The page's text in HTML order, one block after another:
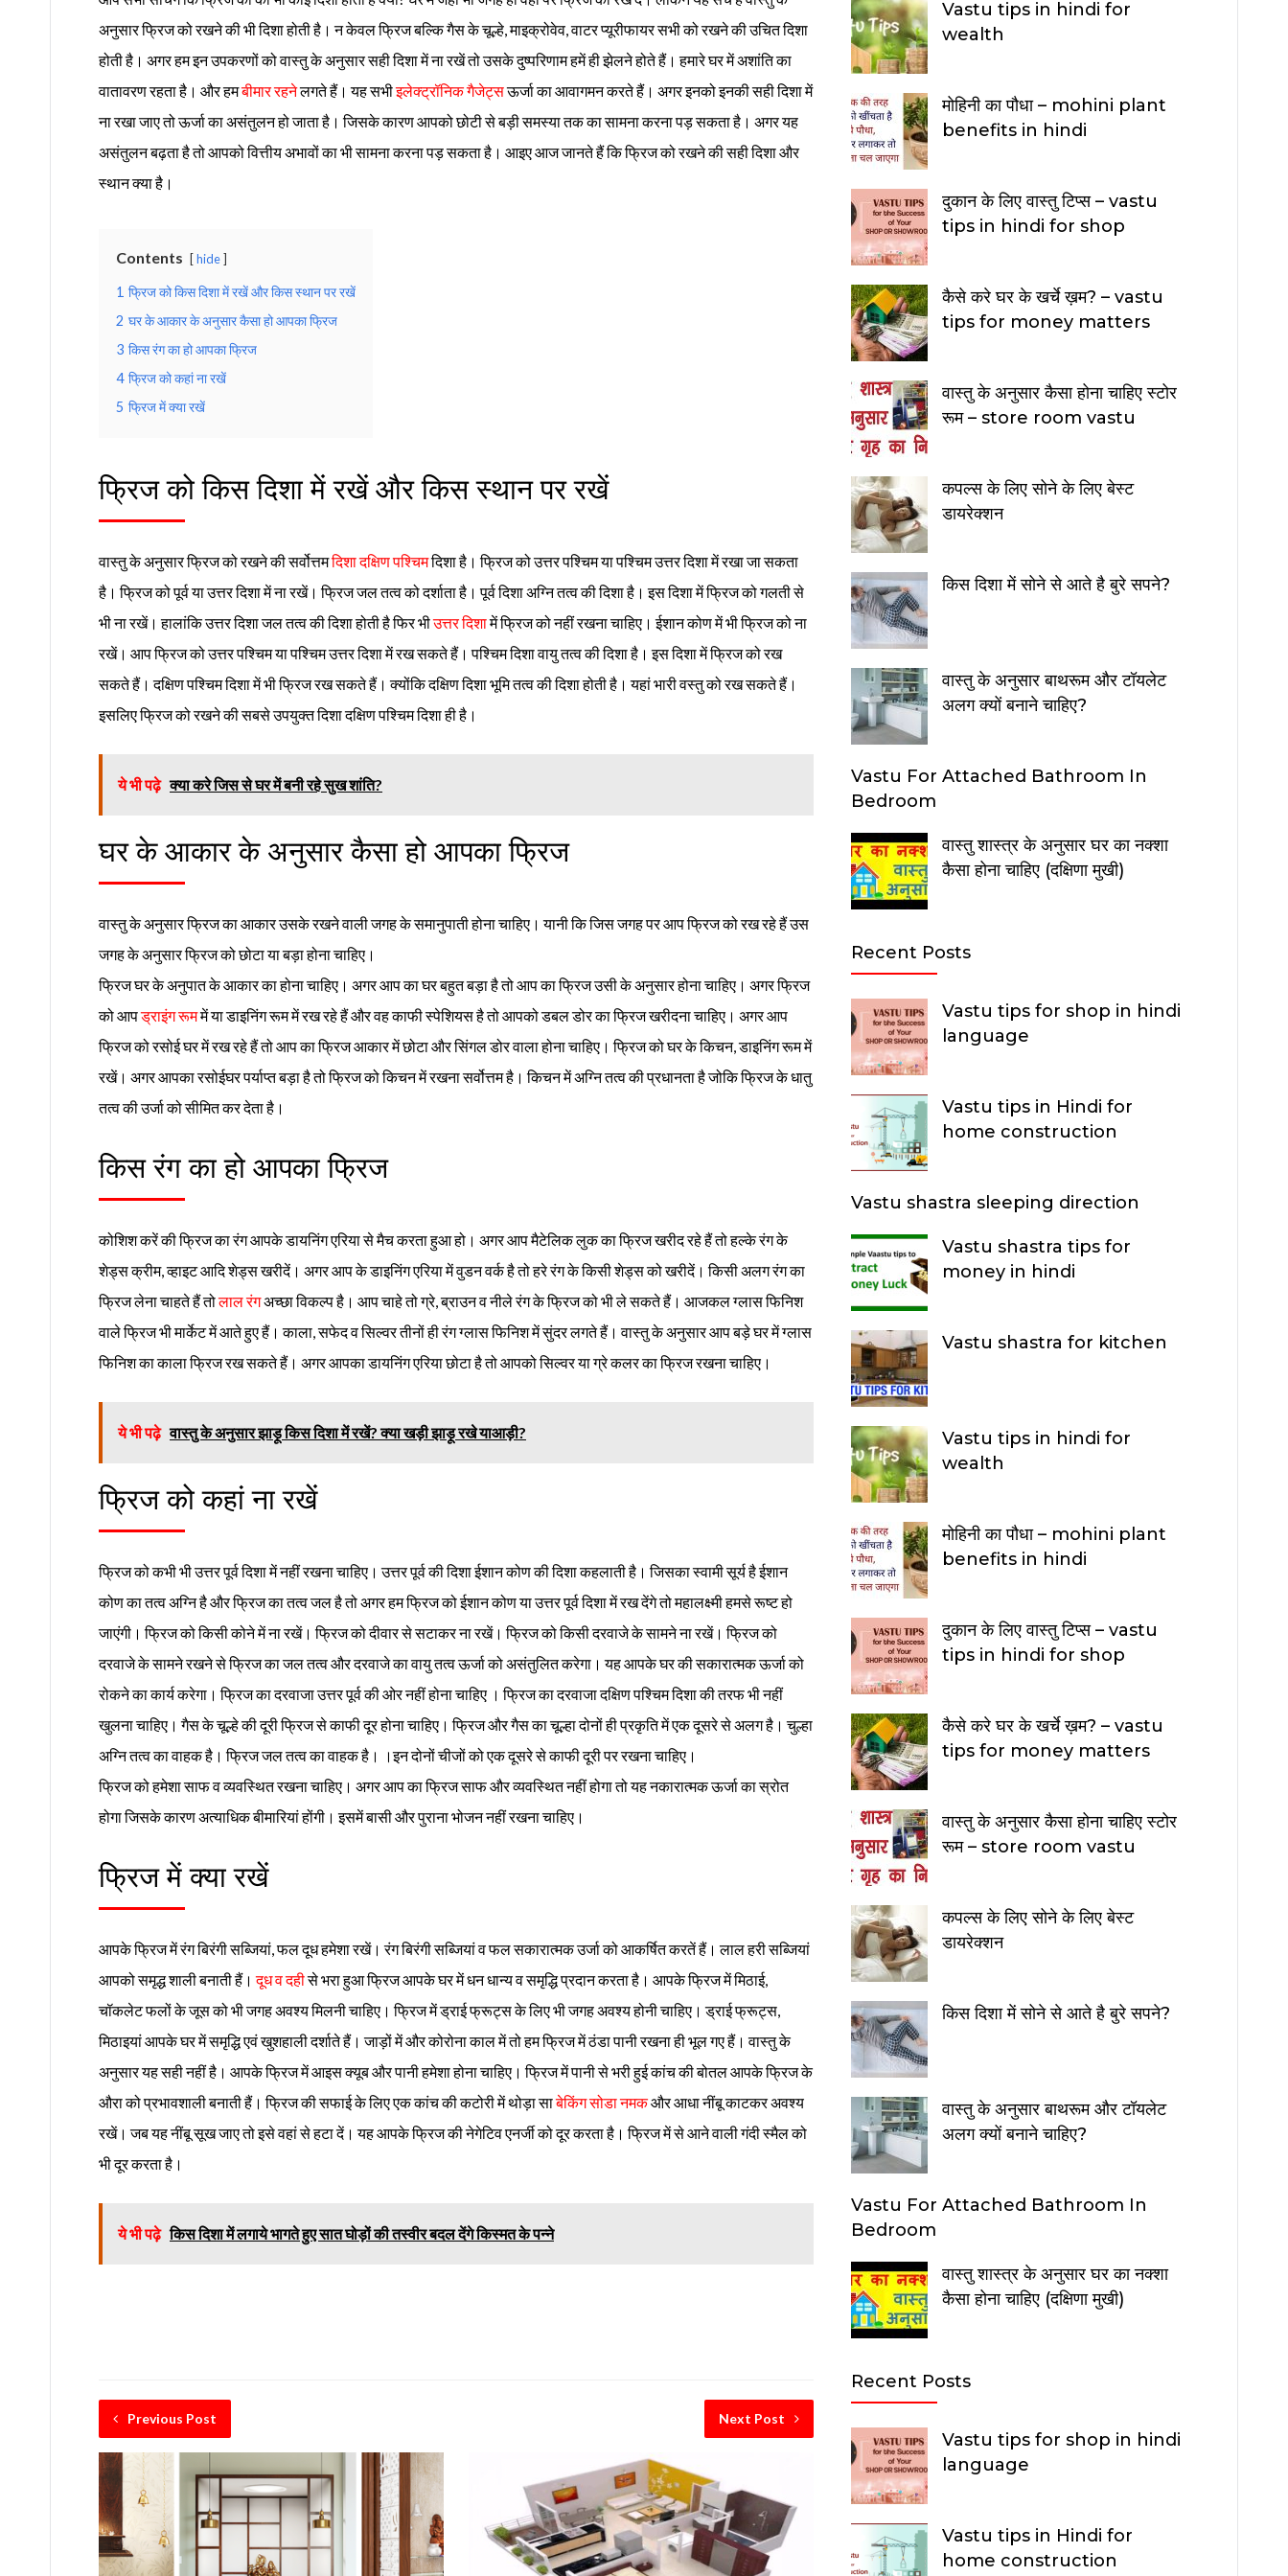
अनुसार फ्रिज को रखने की भी दिशा होती है। न केवल फ्रिज बल्कि गैस के चूल्हे, माइक्रोवेव, वाटर प्यूरीफायर सभी को रखने की उचित दिशा
होती है। अगर हम इन उपकरणों को वास्तु के अनुसार सही दिशा में ना रखें तो उसके दुष्परिणाम हमें ही झेलने होते हैं। हमारे घर में अशांति का
वातावरण रहता है। और हमबीमार रहनेलगते हैं। यह सभीइलेक्ट्रॉनिक गैजेट्सऊर्जा का आवागमन करते हैं। अगर इनको इनकी सही दिशा में
ना रखा जाए तो ऊर्जा का असंतुलन हो जाता है। जिसके कारण आपको छोटी से बड़ी समस्या तक का सामना करना पड़ सकता है। अगर यह
असंतुलन बढ़ता है तो आपको वित्तीय अभावों का भी सामना करना पड़ सकता है। आइए आज जानते हैं कि फ्रिज को रखने की सही दिशा और
स्थान क्या है।
Contents hide
1 फ्रिज को किस दिशा में रखें और किस स्थान पर रखें
2 घर के आकार के अनुसार कैसा हो आपका फ्रिज
3 किस रंग का हो आपका फ्रिज
4 फ्रिज को कहां ना रखें
5 फ्रिज में क्या रखें
फ्रिज को किस दिशा में रखें और किस स्थान पर रखें
वास्तु के अनुसार फ्रिज को रखने की सर्वोत्तमदिशा दक्षिण पश्चिमदिशा है। फ्रिज को उत्तर पश्चिम या पश्चिम उत्तर दिशा में रखा जा सकता
है। फ्रिज को पूर्व या उत्तर दिशा में ना रखें। फ्रिज जल तत्व को दर्शाता है। पूर्व दिशा अग्नि तत्व की दिशा है। इस दिशा में फ्रिज को गलती से
भी ना रखें। हालांकि उत्तर दिशा जल तत्व की दिशा होती है फिर भीउत्तर दिशामें फ्रिज को नहीं रखना चाहिए। ईशान कोण में भी फ्रिज को ना
रखें। आप फ्रिज को उत्तर पश्चिम या पश्चिम उत्तर दिशा में रख सकते हैं। पश्चिम दिशा वायु तत्व की दिशा है। इस दिशा में फ्रिज को रख
सकते हैं। दक्षिण पश्चिम दिशा में भी फ्रिज रख सकते हैं। क्योंकि दक्षिण दिशा भूमि तत्व की दिशा होती है। यहां भारी वस्तु को रख सकते हैं‌।
इसलिए फ्रिज को रखने की सबसे उपयुक्त दिशा दक्षिण पश्चिम दिशा ही है।
ये भी पढ़े क्या करे जिस से घर में बनी रहे सुख शांति?
घर के आकार के अनुसार कैसा हो आपका फ्रिज
वास्तु के अनुसार फ्रिज का आकार उसके रखने वाली जगह के समानुपाती होना चाहिए। यानी कि जिस जगह पर आप फ्रिज को रख रहे हैं उस
जगह के अनुसार फ्रिज को छोटा या बड़ा होना चाहिए।
फ्रिज घर के अनुपात के आकार का होना चाहिए। अगर आप का घर बहुत बड़ा है तो आप का फ्रिज उसी के अनुसार होना चाहिए। अगर फ्रिज
को आपड्राइंग रूममें या डाइनिंग रूम में रख रहे हैं और वह काफी स्पेशियस है तो आपको डबल डोर का फ्रिज खरीदना चाहिए। अगर आप
फ्रिज को रसोई घर में रख रहे हैं तो आप का फ्रिज आकार में छोटा और सिंगल डोर वाला होना चाहिए। फ्रिज को घर के किचन, डाइनिंग रूम में
रखें। अगर आपका रसोईघर पर्याप्त बड़ा है तो फ्रिज को किचन में रखना सर्वोत्तम है। किचन में अग्नि तत्व की प्रधानता है जोकि फ्रिज के धातु
तत्व की उर्जा को सीमित कर देता है।
किस रंग का हो आपका फ्रिज
कोशिश करें की फ्रिज का रंग आपके डायनिंग एरिया से मैच करता हुआ हो। अगर आप मैटेलिक लुक का फ्रिज खरीद रहे हैं तो हल्के रंग के
शेड्स क्रीम, व्हाइट आदि शेड्स खरीदें। अगर आप के डाइनिंग एरिया में वुडन वर्क है तो हरे रंग के किसी शेड्स को खरीदें। किसी अलग रंग का
फ्रिज लेना चाहते हैं तोलाल रंगअच्छा विकल्प है। आप चाहे तो ग्रे, ब्राउन व नीले रंग के फ्रिज को भी ले सकते हैं। आजकल ग्लास फिनिश
वाले फ्रिज भी मार्केट में आते हुए हैं। काला, सफेद व सिल्वर तीनों ही रंग ग्लास फिनिश में सुंदर लगते हैं। वास्तु के अनुसार आप बड़े घर में ग्लास
फिनिश का काला फ्रिज रख सकते हैं। अगर आपका डायनिंग एरिया छोटा है तो आपको सिल्वर या ग्रे कलर का फ्रिज रखना चाहिए।
ये भी पढ़े वास्तु के अनुसार झाड़ू किस दिशा में रखें? क्या खड़ी झाड़ू रखे याआड़ी?
फ्रिज को कहां ना रखें
फ्रिज को कभी भी उत्तर पूर्व दिशा में नहीं रखना चाहिए। उत्तर पूर्व की दिशा ईशान कोण की दिशा कहलाती है। जिसका स्वामी सूर्य है ईशान
कोण का तत्व अग्नि है और फ्रिज का तत्व जल है तो अगर हम फ्रिज को ईशान कोण या उत्तर पूर्व दिशा में रख देंगे तो महालक्ष्मी हमसे रूष्ट हो
जाएंगी। फ्रिज को किसी कोने में ना रखें। फ्रिज को दीवार से सटाकर ना रखें। फ्रिज को किसी दरवाजे के सामने ना रखें। फ्रिज को
दरवाजे के सामने रखने से फ्रिज का जल तत्व और दरवाजे का वायु तत्व ऊर्जा को असंतुलित करेगा। यह आपके घर की सकारात्मक ऊर्जा को
रोकने का कार्य करेगा। फ्रिज का दरवाजा उत्तर पूर्व की ओर नहीं होना चाहिए । फ्रिज का दरवाजा दक्षिण पश्चिम दिशा की तरफ भी नहीं
खुलना चाहिए। गैस के चूल्हे की दूरी फ्रिज से काफी दूर होना चाहिए। फ्रिज और गैस का चूल्हा दोनों ही प्रकृति में एक दूसरे से अलग है। चुल्हा
अग्नि तत्व का वाहक है। फ्रिज जल तत्व का वाहक है। ।इन दोनों चीजों को एक दूसरे से काफी दूरी पर रखना चाहिए।
फ्रिज को हमेशा साफ व व्यवस्थित रखना चाहिए। अगर आप का फ्रिज साफ और व्यवस्थित नहीं होगा तो यह नकारात्मक ऊर्जा का स्रोत
होगा जिसके कारण अत्याधिक बीमारियां होंगी। इसमें बासी और पुराना भोजन नहीं रखना चाहिए।
फ्रिज में क्या रखें
आपके फ्रिज में रंग बिरंगी सब्जियां, फल दूध हमेशा रखें। रंग बिरंगी सब्जियां व फल सकारात्मक उर्जा को आकर्षित करतें हैं। लाल हरी सब्जियां
आपको समृद्ध शाली बनाती हैं।दूध व दहीसे भरा हुआ फ्रिज आपके घर में धन धान्य व समृद्धि प्रदान करता है। आपके फ्रिज में मिठाई,
चॉकलेट फलों के जूस को भी जगह अवश्य मिलनी चाहिए। फ्रिज में ड्राई फ्रूट्स के लिए भी जगह अवश्य होनी चाहिए। ड्राई फ्रूट्स,
मिठाइयां आपके घर में समृद्धि एवं खुशहाली दर्शाते हैं। जाड़ों में और कोरोना काल में तो हम फ्रिज में ठंडा पानी रखना ही भूल गए हैं। वास्तु के
अनुसार यह सही नहीं है। आपके फ्रिज में आइस क्यूब और पानी हमेशा होना चाहिए। फ्रिज में पानी से भरी हुई कांच की बोतल आपके फ्रिज के
औरा को प्रभावशाली बनाती हैं। फ्रिज की सफाई के लिए एक कांच की कटोरी में थोड़ा साबेकिंग सोडा नमकऔर आधा नींबू काटकर अवश्य
रखें। जब यह नींबू सूख जाए तो इसे वहां से हटा दें। यह आपके फ्रिज की नेगेटिव एनर्जी को दूर करता है। फ्रिज में से आने वाली गंदी स्मैल को
भी दूर करता है।
ये भी पढ़े किस दिशा में लगाये भागते हुए सात घोड़ों की तस्वीर बदल देंगे किस्मत के पन्ने
Previous Post Next Post
Vastu tips in hindi for
wealth
मोहिनी का पौधा – mohini plant
benefits in hindi
दुकान के लिए वास्तु टिप्स – vastu
tips in hindi for shop
कैसे करे घर के खर्चे ख़म? – vastu
tips for money matters
वास्तु के अनुसार कैसा होना चाहिए स्टोर
रूम – store room vastu
कपल्स के लिए सोने के लिए बेस्ट
डायरेक्शन
किस दिशा में सोने से आते है बुरे सपने?
वास्तु के अनुसार बाथरूम और टॉयलेट
अलग क्यों बनाने चाहिए?
Vastu For Attached Bathroom In
Bedroom
वास्तु शास्त्र के अनुसार घर का नक्शा
कैसा होना चाहिए (दक्षिणा मुखी)
Recent Posts
Vastu tips for shop in hindi
language
Vastu tips in Hindi for
home construction
Vastu shastra sleeping direction
Vastu shastra tips for
money in hindi
Vastu shastra for kitchen
Vastu tips in hindi for
wealth
मोहिनी का पौधा – mohini plant
benefits in hindi
दुकान के लिए वास्तु टिप्स – vastu
tips in hindi for shop
कैसे करे घर के खर्चे ख़म? – vastu
tips for money matters
वास्तु के अनुसार कैसा होना चाहिए स्टोर
रूम – store room vastu
कपल्स के लिए सोने के लिए बेस्ट
डायरेक्शन
किस दिशा में सोने से आते है बुरे सपने?
वास्तु के अनुसार बाथरूम और टॉयलेट
अलग क्यों बनाने चाहिए?
Vastu For Attached Bathroom In
Bedroom
वास्तु शास्त्र के अनुसार घर का नक्शा
कैसा होना चाहिए (दक्षिणा मुखी)
Recent Posts
Vastu tips for shop in hindi
language
Vastu tips in Hindi for
home construction